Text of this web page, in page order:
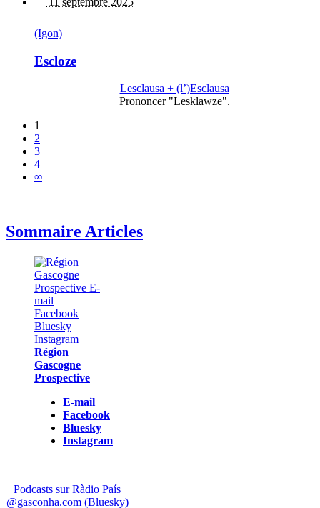
(Igon)
Escloze
Lesclausa + (l’)Esclausa
Prononcer "Lesklawze".
1
2
3
4
∞
Sommaire Articles
Région
Gascogne
Prospective
E-mail
Facebook
Bluesky
Instagram
Podcasts sur Ràdio País
@gasconha.com (Bluesky)